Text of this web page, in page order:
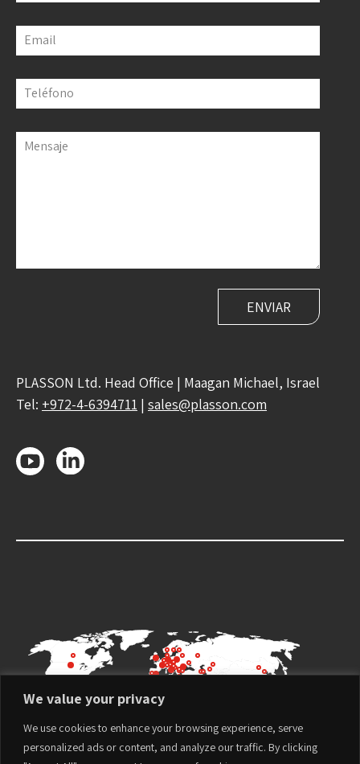
We value your privacy
We use cookies to enhance your browsing experience, serve
personalized ads or content, and analyze our traffic. By clicking
Email
Teléfono
Mensaje
PLASSON Ltd. Head Office | Maagan Michael, Israel
Tel: +972-4-6394711 | sales@plasson.com